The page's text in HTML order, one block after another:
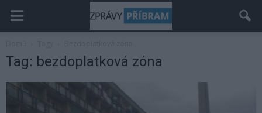
Tag: bezdoplatková zóna